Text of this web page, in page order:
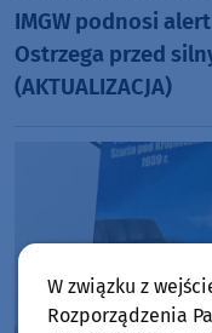
IMGW podnosi
Ostrzega przed
(AKTUALIZACJA)
W związku z
Rozporządzenia